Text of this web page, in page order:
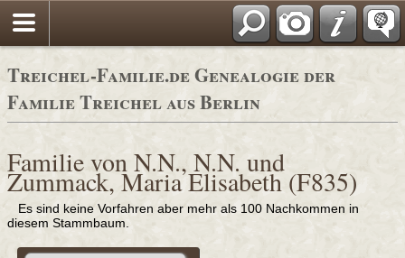
Adressbücher
Treichel-Familie.de Genealogie der
Familie Treichel aus Berlin
Familie von N.N., N.N. und
Zummack, Maria Elisabeth (F835)
Es sind keine Vorfahren aber mehr als 100 Nachkommen in
diesem Stammbaum.